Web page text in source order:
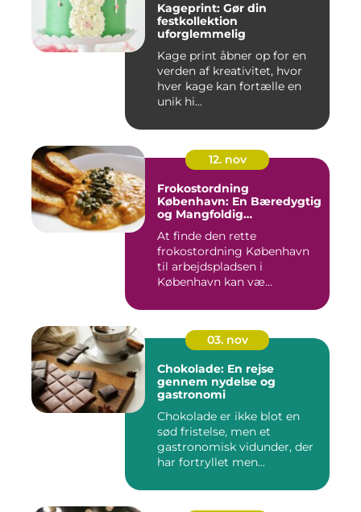
Kageprint: Gør din
festkollektion
uforglemmelig
Kage print åbner op for en
verden af kreativitet, hvor
hver kage kan fortælle en
unik hi...
12. nov
Frokostordning
København: En Bæredygtig
og Mangfoldig
At finde den rette
frokostordning København
til arbejdspladsen i
København kan væ...
03. nov
Chokolade: En rejse
gennem nydelse og
gastronomi
Chokolade er ikke blot en
sød fristelse, men et
gastronomisk vidunder, der
har fortryllet men...